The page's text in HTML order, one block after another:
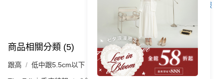
客服
商品相關分類 (5) 查看全部
跟高 低中跟5.5cm以下